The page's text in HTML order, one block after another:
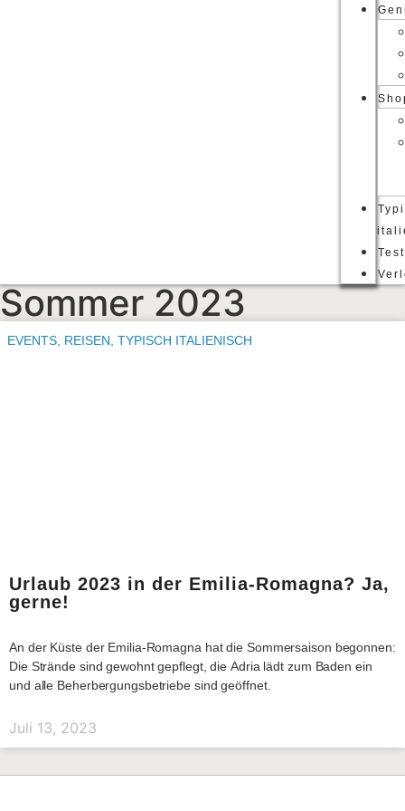
Sommer 2023
EVENTS REISEN TYPISCH ITALIENISCH
Urlaub 2023 in der Emilia-Romagna? Ja,
gerne!
An der Küste der Emilia-Romagna hat die Sommersaison begonnen:
Die Strände sind gewohnt gepflegt, die Adria lädt zum Baden ein
und alle Beherbergungsbetriebe sind geöffnet.
Juli 13, 2023